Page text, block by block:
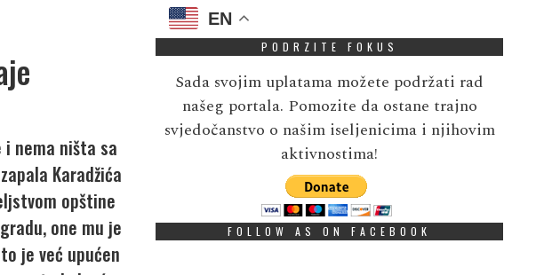
i nema ništa sa
Karadžića
opštine
one mu je
je već upućen
EN
PODRZITE FOKUS
Sada svojim uplatama možete podržati rad
našeg portala. Pomozite da ostane trajno
svjedočanstvo o našim iseljenicima i njihovim
aktivnostima!
FOLLOW AS ON FACEBOOK